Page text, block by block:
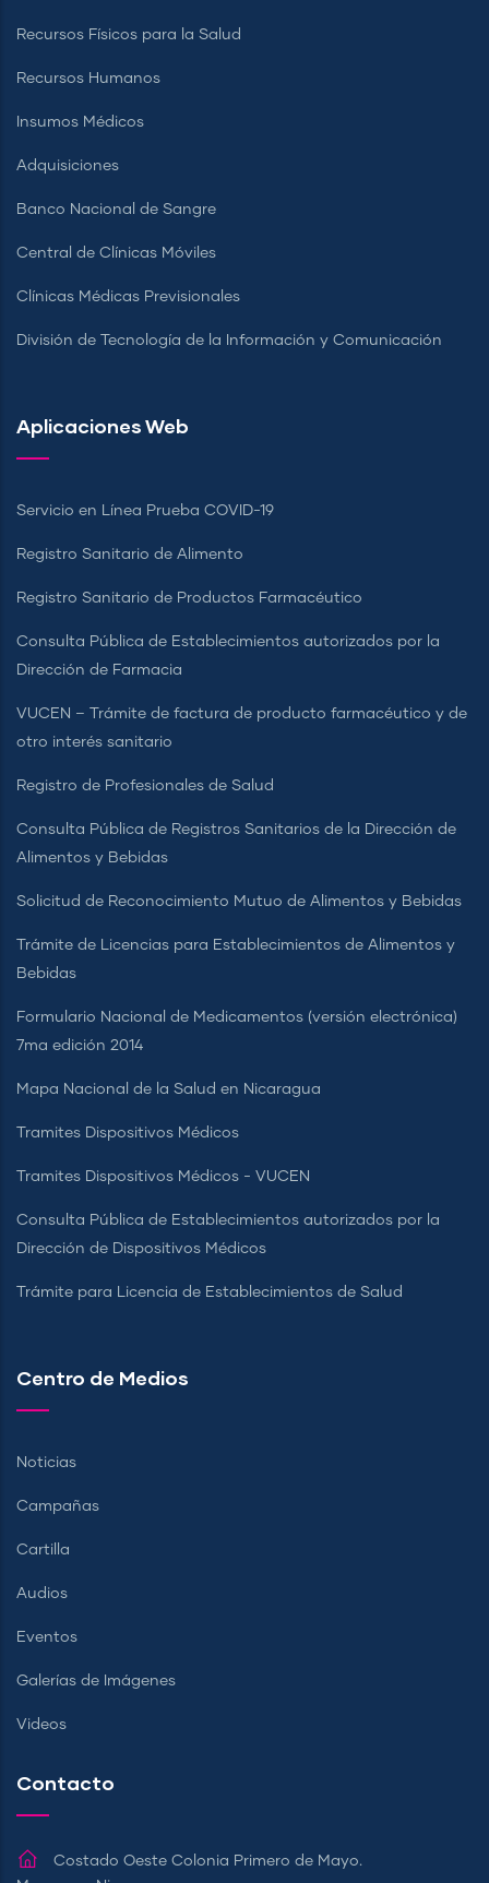
Recursos Físicos para la Salud
Recursos Humanos
Insumos Médicos
Adquisiciones
Banco Nacional de Sangre
Central de Clínicas Móviles
Clínicas Médicas Previsionales
División de Tecnología de la Información y Comunicación
Aplicaciones Web
Servicio en Línea Prueba COVID-19
Registro Sanitario de Alimento
Registro Sanitario de Productos Farmacéutico
Consulta Pública de Establecimientos autorizados por la
Dirección de Farmacia
VUCEN – Trámite de factura de producto farmacéutico y de
otro interés sanitario
Registro de Profesionales de Salud
Consulta Pública de Registros Sanitarios de la Dirección de
Alimentos y Bebidas
Solicitud de Reconocimiento Mutuo de Alimentos y Bebidas
Trámite de Licencias para Establecimientos de Alimentos y
Bebidas
Formulario Nacional de Medicamentos (versión electrónica)
7ma edición 2014
Mapa Nacional de la Salud en Nicaragua
Tramites Dispositivos Médicos
Tramites Dispositivos Médicos - VUCEN
Consulta Pública de Establecimientos autorizados por la
Dirección de Dispositivos Médicos
Trámite para Licencia de Establecimientos de Salud
Centro de Medios
Noticias
Campañas
Cartilla
Audios
Eventos
Galerías de Imágenes
Videos
Contacto
Costado Oeste Colonia Primero de Mayo.